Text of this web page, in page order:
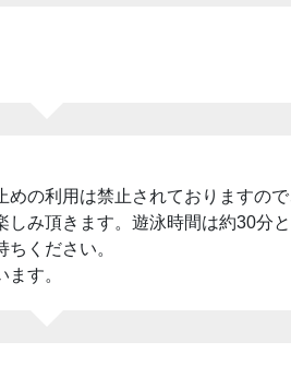
の利用は禁止されておりますの
み頂きます。遊泳時間は約30分
ください。
す。